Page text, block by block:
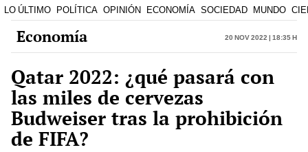
LO ÚLTIMO POLÍTICA OPINIÓN ECONOMÍA SOCIEDAD MUNDO
Economía 20 Nov 2022 | 18:35 h
Qatar 2022: ¿qué pasará con
las miles de cervezas
Budweiser tras la prohibición
de FIFA?